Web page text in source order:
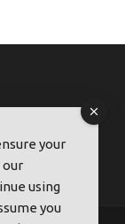
your
our
using
you